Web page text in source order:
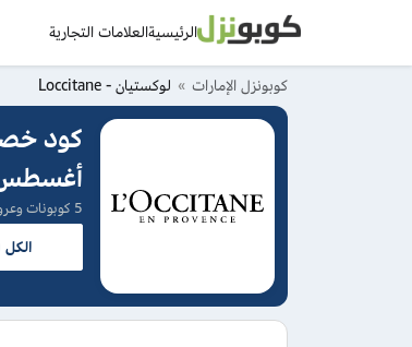
الرئيسيةالعلامات التجارية
كوبونزل الإمارات لوكستيان - Loccitane
أغسطس
5 كوبونات وعروض
الكل